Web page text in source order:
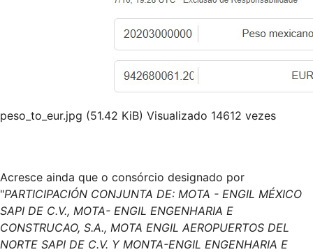
peso_to_eur.jpg (51.42 KiB) Visualizado 14612 vezes
Acresce ainda que o consórcio designado por
"PARTICIPACIÓN CONJUNTA DE: MOTA - ENGIL MÉXICO
SAPI DE C.V., MOTA- ENGIL ENGENHARIA E
CONSTRUCAO, S.A., MOTA ENGIL AEROPUERTOS DEL
NORTE SAPI DE C.V. Y MONTA-ENGIL ENGENHARIA E